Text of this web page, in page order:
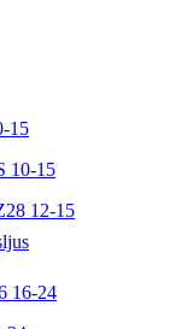
15
10-15
12-15
16-24